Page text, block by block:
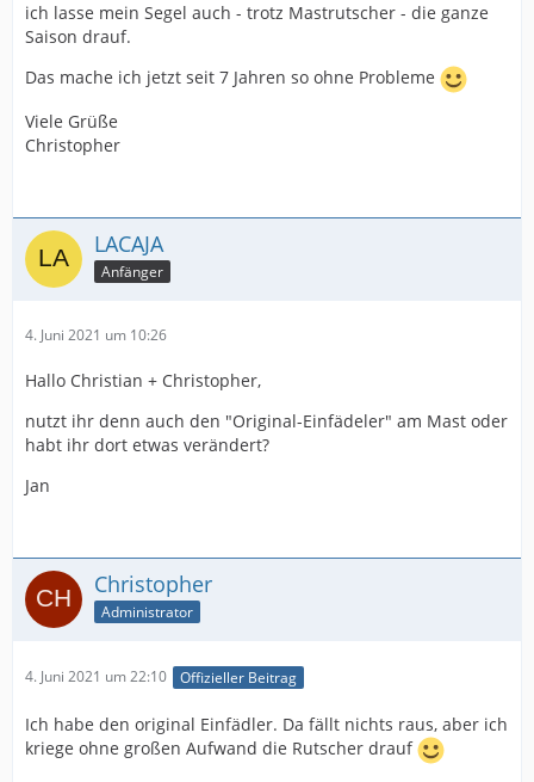
ich lasse mein Segel auch - trotz Mastrutscher - die ganze
Saison drauf.
Das mache ich jetzt seit 7 Jahren so ohne Probleme
Viele Grüße
Christopher
LACAJA
Anfänger
4. Juni 2021 um 10:26
Hallo Christian + Christopher,
nutzt ihr denn auch den "Original-Einfädeler" am Mast oder
habt ihr dort etwas verändert?
Jan
Christopher
Administrator
4. Juni 2021 um 22:10 Offizieller Beitrag
Ich habe den original Einfädler. Da fällt nichts raus, aber ich
kriege ohne großen Aufwand die Rutscher drauf